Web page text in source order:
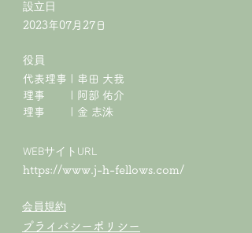
​設立日
2023年07月27日
役員
代表理事 | 串田 大我
理事 | 阿部 佑介
​理事 | 金 志洙
WEBサイトURL
https://www.j-h-fellows.com/
会員規約
プライバシーポリシー